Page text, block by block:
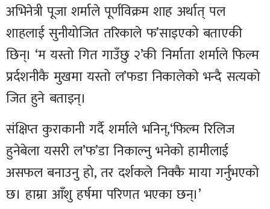
अभिनेत्री पूजा शर्माले पूर्णविक्रम शाह अर्थात् पल
शाहलाई सुनीयोजित तरिकाले फ’साइएको बताएकी
छिन्। ‘म यस्तो गित गाउँछु २’की निर्माता शर्माले फिल्म
प्रर्दशनीकै मुखमा यस्तो ल’फडा निकालेको भन्दै सत्यको
जित हुने बताइन्।
संक्षिप्त कुराकानी गर्दै शर्माले भनिन्,‘फिल्म रिलिज
हुनेबेला यसरी ल’फ’डा निकाल्नु भनेको हामीलाई
असफल बनाउनु हो, तर दर्शकले निक्कै माया गर्नुभएको
छ। हाम्रा आँशु हर्षमा परिणत भएका छन्।’